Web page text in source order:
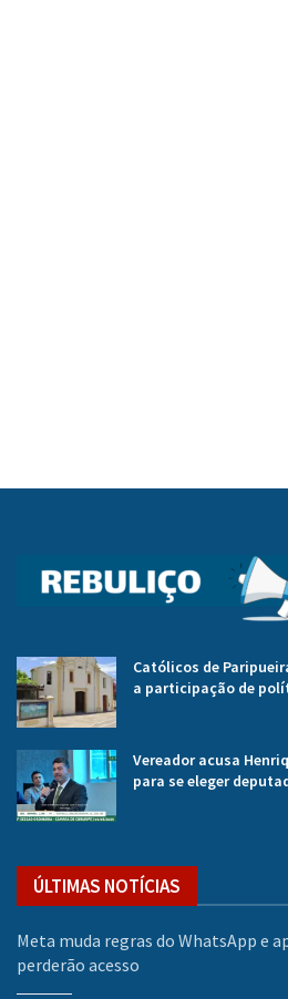
Católicos de
a participação de
Vereador acusa
para se eleger
ÚLTIMAS NOTÍCIAS
Meta muda regras do WhatsApp e
perderão acesso